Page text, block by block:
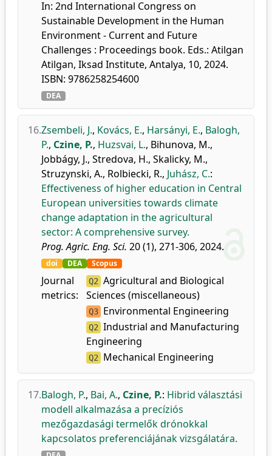
In: 2nd International Congress on
Sustainable Development in the Human
Environment - Current and Future
Challenges : Proceedings book. Eds.: Atilgan
Atilgan, Iksad Institute, Antalya, 10, 2024.
ISBN: 9786258254600
DEA
16.Zsembeli, J., Kovács, E., Harsányi, E., Balogh,
P., Czine, P., Huzsvai, L., Bihunova, M.,
Jobbágy, J., Stredova, H., Skalicky, M.,
Struzynski, A., Rolbiecki, R., Juhász, C.:
Effectiveness of higher education in Central
European universities towards climate
change adaptation in the agricultural
sector: A comprehensive survey.
Prog. Agric. Eng. Sci. 20 (1), 271-306, 2024.
doi DEA Scopus
Journal
metrics:
Q2 Agricultural and Biological
Sciences (miscellaneous)
Q3 Environmental Engineering
Q2 Industrial and Manufacturing
Engineering
Q2 Mechanical Engineering
17.Balogh, P., Bai, A., Czine, P.: Hibrid választási
modell alkalmazása a precíziós
mezőgazdasági termelők drónokkal
kapcsolatos preferenciájának vizsgálatára.